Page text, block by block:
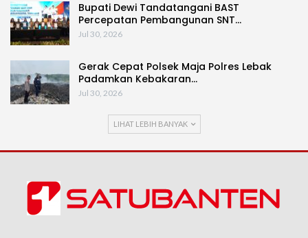
Bupati Dewi Tandatangani BAST
Percepatan Pembangunan SNT…
Jul 30, 2026
Gerak Cepat Polsek Maja Polres Lebak
Padamkan Kebakaran…
Jul 30, 2026
LIHAT LEBIH BANYAK